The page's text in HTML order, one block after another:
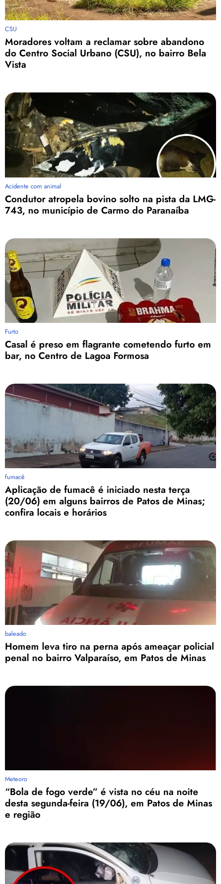
CSU
Moradores voltam a reclamar sobre abandono
do Centro Social Urbano (CSU), no bairro Bela
Vista
Acidente com animal
Condutor atropela bovino solto na pista da LMG-
743, no município de Carmo do Paranaíba
Furto
Casal é preso em flagrante cometendo furto em
bar, no Centro de Lagoa Formosa
fumacê
Aplicação de fumacê é iniciado nesta terça
(20/06) em alguns bairros de Patos de Minas;
confira locais e horários
baleado
Homem leva tiro na perna após ameaçar policial
penal no bairro Valparaíso, em Patos de Minas
Meteoro
“Bola de fogo verde” é vista no céu na noite
desta segunda-feira (19/06), em Patos de Minas
e região